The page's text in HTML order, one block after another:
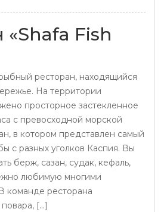
«Shafa Fish
ресторан, находящийся
На территории
просторное застекленное
с превосходной морской
в котором представлен самый
с разных уголков Каспия. Вы
берж, сазан, судак, кефаль,
любимую многими
команде ресторана
[...]